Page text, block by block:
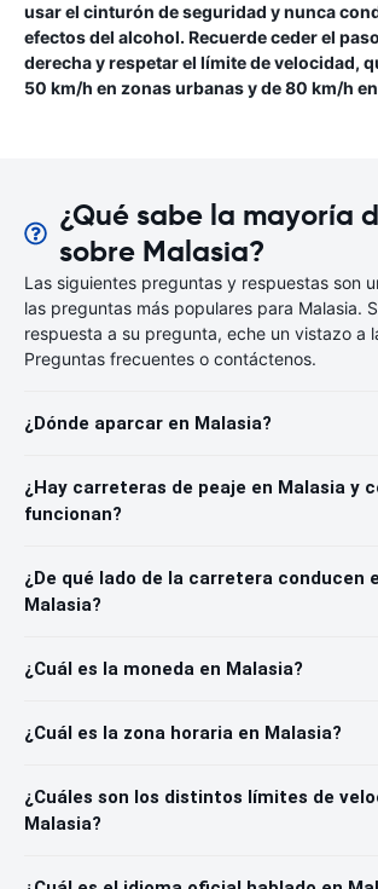
usar el cinturón de seguridad y nunca
efectos del alcohol. Recuerde ceder el
derecha y respetar el límite de velocidad,
50 km/h en zonas urbanas y de 80 km/h
¿Qué sabe la mayoría
sobre Malasia?
Las siguientes preguntas y respuestas son
las preguntas más populares para Malasia.
respuesta a su pregunta, eche un vistazo a
Preguntas frecuentes o contáctenos.
¿Dónde aparcar en Malasia?
¿Hay carreteras de peaje en Malasia y
funcionan?
¿De qué lado de la carretera conducen
Malasia?
¿Cuál es la moneda en Malasia?
¿Cuál es la zona horaria en Malasia?
¿Cuáles son los distintos límites de
Malasia?